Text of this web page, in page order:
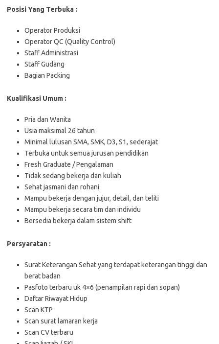
Posisi Yang Terbuka :
Operator Produksi
Operator QC (Quality Control)
Staff Administrasi
Staff Gudang
Bagian Packing
Kualifikasi Umum :
Pria dan Wanita
Usia maksimal 26 tahun
Minimal lulusan SMA, SMK, D3, S1, sederajat
Terbuka untuk semua jurusan pendidikan
Fresh Graduate / Pengalaman
Tidak sedang bekerja dan kuliah
Sehat jasmani dan rohani
Mampu bekerja dengan jujur, detail, dan teliti
Mampu bekerja secara tim dan individu
Bersedia bekerja dalam sistem shift
Persyaratan :
Surat Keterangan Sehat yang terdapat keterangan tinggi dan
berat badan
Pasfoto terbaru uk 4×6 (penampilan rapi dan sopan)
Daftar Riwayat Hidup
Scan KTP
Scan surat lamaran kerja
Scan CV terbaru